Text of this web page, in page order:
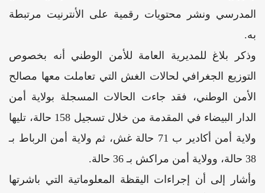
المدرسي ونشر محتويات رقمية على الأنترنيت مرتبطة
به.
وذكر بلاغ للمديرية العامة للأمن الوطني أنه بخصوص
التوزيع الجغرافي لحالات الغش التي تعاملت معها مصالح
الأمن الوطني، فقد جاءت الحالات المسجلة بولاية أمن
الدار البيضاء في المقدمة من خلال تسجيل 158 حالة، تليها
ولاية أمن أكادير ب 71 حالة غش، ثم ولاية أمن الرباط بـ
38 حالة، وولاية أمن مراكش بـ 36 حالة.
وأشار إلى أن إجراءات اليقظة المعلوماتية التي باشرتها